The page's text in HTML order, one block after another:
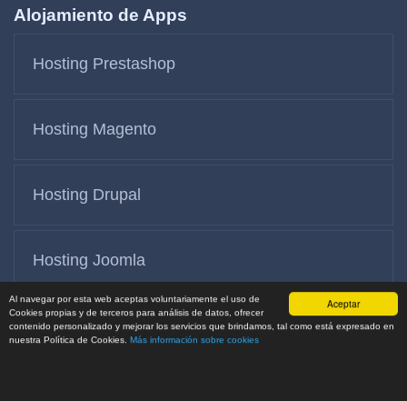
Aceptar
Al navegar por esta web aceptas voluntariamente el uso de
Cookies propias y de terceros para análisis de datos, ofrecer
contenido personalizado y mejorar los servicios que brindamos, tal como está expresado en
nuestra Política de Cookies. Más información sobre cookies
Alojamiento de Apps
Hosting Prestashop
Hosting Magento
Hosting Drupal
Hosting Joomla
Hosting Node JS